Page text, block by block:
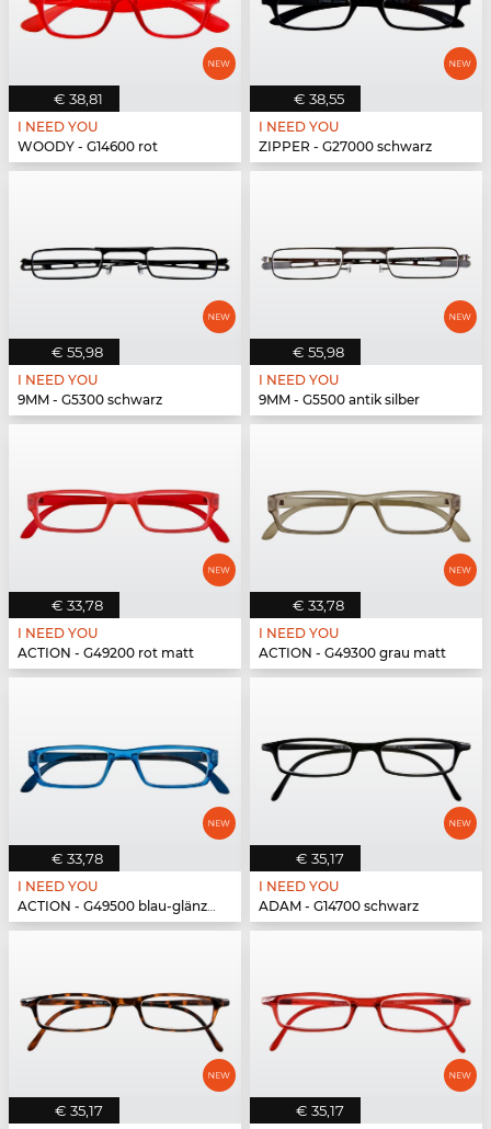
€ 38,81
I NEED YOU
WOODY - G14600 rot
€ 38,55
I NEED YOU
ZIPPER - G27000 schwarz
€ 55,98
I NEED YOU
9MM - G5300 schwarz
€ 55,98
I NEED YOU
9MM - G5500 antik silber
€ 33,78
I NEED YOU
ACTION - G49200 rot matt
€ 33,78
I NEED YOU
ACTION - G49300 grau matt
€ 33,78
I NEED YOU
ACTION - G49500 blau-glänzend
€ 35,17
I NEED YOU
ADAM - G14700 schwarz
€ 35,17 € 35,17